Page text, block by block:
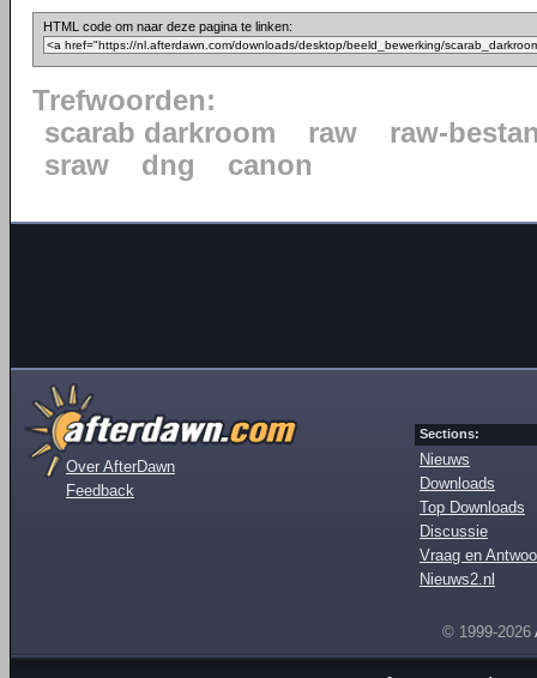
HTML code om naar deze pagina te linken:
Trefwoorden:
scarab darkroom
raw
raw-
sraw
dng canon
Over AfterDawn
Feedback
Sections:
Nieuws
Downloads
Top Downloads
Discussie
Vraag en
Nieuws2.nl
© 1999-2026